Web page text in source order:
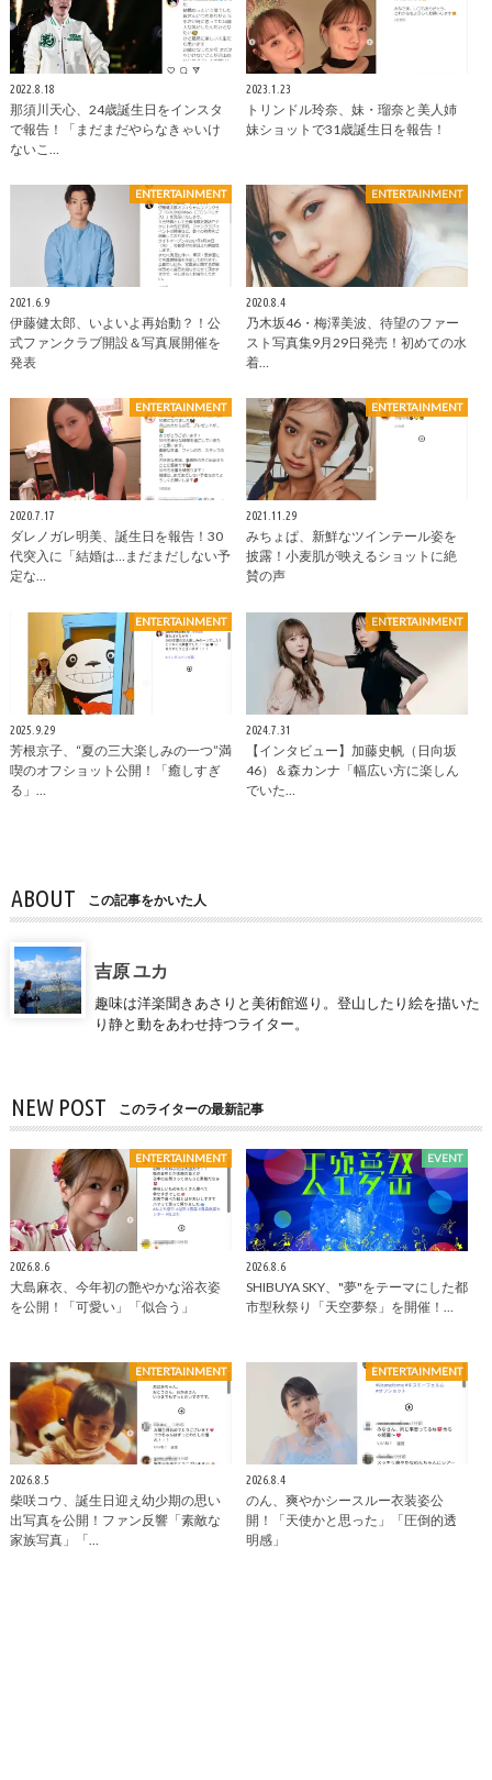
2022.8.18
那須川天心、24歳誕生日をインスタ
で報告！「まだまだやらなきゃいけ
ないこ…
2023.1.23
トリンドル玲奈、妹・瑠奈と美人姉
妹ショットで31歳誕生日を報告！
ENTERTAINMENT
2021.6.9
伊藤健太郎、いよいよ再始動？！公
式ファンクラブ開設＆写真展開催を
発表
ENTERTAINMENT
2020.8.4
乃木坂46・梅澤美波、待望のファー
スト写真集9月29日発売！初めての水
着…
ENTERTAINMENT
2020.7.17
ダレノガレ明美、誕生日を報告！30
代突入に「結婚は…まだまだしない予
定な…
ENTERTAINMENT
2021.11.29
みちょぱ、新鮮なツインテール姿を
披露！小麦肌が映えるショットに絶
賛の声
ENTERTAINMENT
2025.9.29
芳根京子、“夏の三大楽しみの一つ”満
喫のオフショット公開！「癒しすぎ
る」…
ENTERTAINMENT
2024.7.31
【インタビュー】加藤史帆（日向坂
46）＆森カンナ「幅広い方に楽しん
でいた…
ABOUT この記事をかいた人
吉原 ユカ
趣味は洋楽聞きあさりと美術館巡り。登山したり絵を描いた
り静と動をあわせ持つライター。
NEW POST このライターの最新記事
ENTERTAINMENT
2026.8.6
大島麻衣、今年初の艶やかな浴衣姿
を公開！「可愛い」「似合う」
EVENT
2026.8.6
SHIBUYA SKY、"夢"をテーマにした都
市型秋祭り「天空夢祭」を開催！…
ENTERTAINMENT
2026.8.5
柴咲コウ、誕生日迎え幼少期の思い
出写真を公開！ファン反響「素敵な
家族写真」「…
ENTERTAINMENT
2026.8.4
のん、爽やかシースルー衣装姿公
開！「天使かと思った」「圧倒的透
明感」